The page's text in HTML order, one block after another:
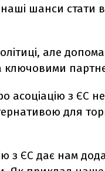
шанси
але
ключовими
асоціацію з ЄС
для
з ЄС дає нам